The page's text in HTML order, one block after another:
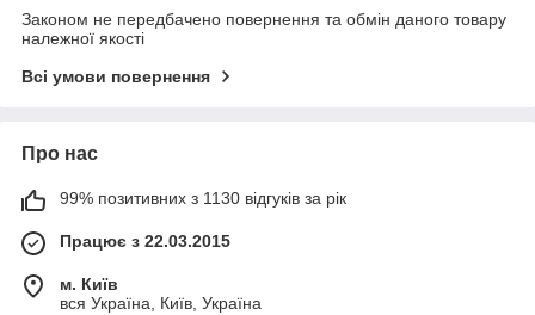
Законом не передбачено повернення та обмін даного товару
належної якості
Всі умови повернення
Про нас
99% позитивних з 1130 відгуків за рік
Працює з 22.03.2015
м. Київ
вся Україна, Київ, Україна